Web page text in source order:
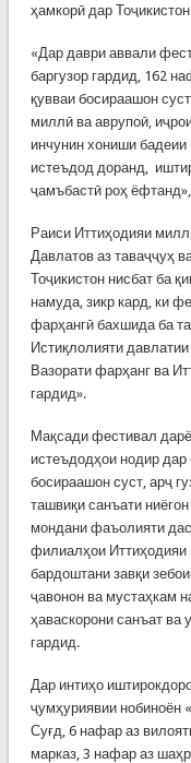
ҳамкорӣ дар
«Дар даври аввали
баргузор гардид, 162
қувваи босираашон
миллӣ ва аврупоӣ,
инчунин хониши
истеъдод доранд,
ҷамъбастӣ роҳ
Раиси Иттиҳодияи
Давлатов аз таваҷҷуҳ
Тоҷикистон нисбат ба
намуда, зикр кард, ки
фарҳангӣ бахшида ба
Истиқлолияти
Вазорати фарҳанг ва
гардид».
Мақсади фестивал
истеъдодҳои нодир
босираашон суст, арҷ
ташвиқи санъати
мондани фаъолияти
филиалҳои Иттиҳодияи
бардоштани завқи
ҷавонон ва мустаҳкам
ҳаваскорони санъат ва
гардид.
Дар интиҳо
ҷумҳуриявии нобиноён
Суғд, 6 нафар аз
марказ, 3 нафар аз